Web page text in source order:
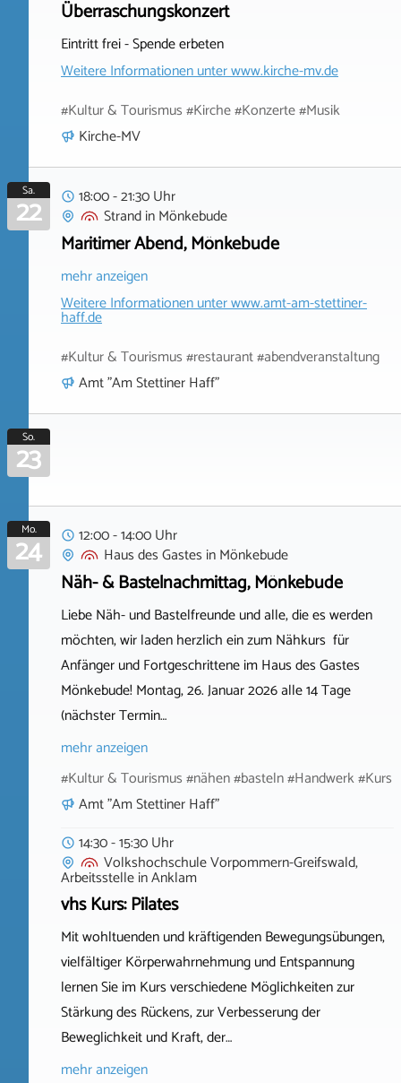
Überraschungskonzert
Eintritt frei - Spende erbeten
Weitere Informationen unterwww.kirche-mv.de
#Kultur & Tourismus #Kirche #Konzerte #Musik
Kirche-MV
Sa.
22
18:00 - 21:30 Uhr
StrandinMönkebude
Maritimer Abend, Mönkebude
mehr anzeigen
Weitere Informationen unterwww.amt-am-stettiner-
haff.de
#Kultur & Tourismus #restaurant #abendveranstaltung
Amt "Am Stettiner Haff"
So.
23
Mo.
24
12:00 - 14:00 Uhr
Haus des Gastes inMönkebude
Näh- & Bastelnachmittag, Mönkebude
Liebe Näh- und Bastelfreunde und alle, die es werden
möchten, wir laden herzlich ein zum Nähkurs für
Anfänger und Fortgeschrittene im Haus des Gastes
Mönkebude! Montag, 26. Januar 2026 alle 14 Tage
(nächster Termin…
mehr anzeigen
#Kultur & Tourismus #nähen #basteln #Handwerk #Kurs
Amt "Am Stettiner Haff"
14:30 - 15:30 Uhr
Volkshochschule Vorpommern-Greifswald,
ArbeitsstelleinAnklam
vhs Kurs: Pilates
Mit wohltuenden und kräftigenden Bewegungsübungen,
vielfältiger Körperwahrnehmung und Entspannung
lernen Sie im Kurs verschiedene Möglichkeiten zur
Stärkung des Rückens, zur Verbesserung der
Beweglichkeit und Kraft, der…
mehr anzeigen